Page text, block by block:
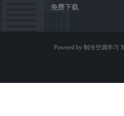
免费下载
Powered by 制冷空调学习